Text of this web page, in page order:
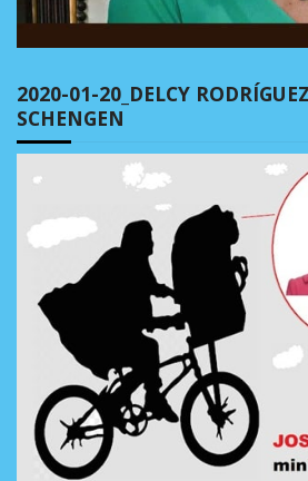
2020-01-20_DELCY
SCHENGEN